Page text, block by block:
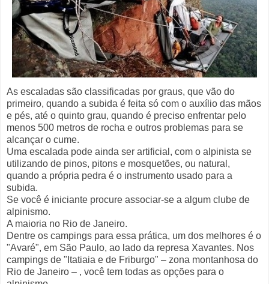
As escaladas são classificadas por graus, que vão do
primeiro, quando a subida é feita só com o auxílio das mãos
e pés, até o quinto grau, quando é preciso enfrentar pelo
menos 500 metros de rocha e outros problemas para se
alcançar o cume.
Uma escalada pode ainda ser artificial, com o alpinista se
utilizando de pinos, pitons e mosquetões, ou natural,
quando a própria pedra é o instrumento usado para a
subida.
Se você é iniciante procure associar-se a algum clube de
alpinismo.
A maioria no Rio de Janeiro.
Dentre os campings para essa prática, um dos melhores é o
"Avaré", em São Paulo, ao lado da represa Xavantes. Nos
campings de "Itatiaia e de Friburgo" – zona montanhosa do
Rio de Janeiro – , você tem todas as opções para o